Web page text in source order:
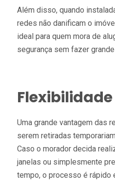
Além disso, quando
redes não danificam o
ideal para quem mora de
segurança sem fazer
Uma grande vantagem das
serem retiradas
Caso o morador decida
janelas ou simplesmente
tempo, o processo é rápido